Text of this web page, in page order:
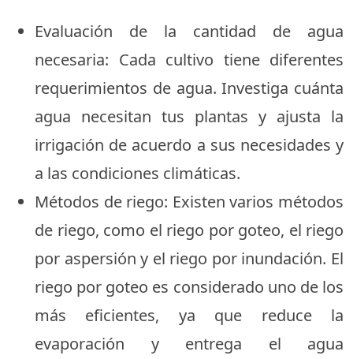
Evaluación de la cantidad de agua
necesaria: Cada cultivo tiene diferentes
requerimientos de agua. Investiga cuánta
agua necesitan tus plantas y ajusta la
irrigación de acuerdo a sus necesidades y
a las condiciones climáticas.
Métodos de riego: Existen varios métodos
de riego, como el riego por goteo, el riego
por aspersión y el riego por inundación. El
riego por goteo es considerado uno de los
más eficientes, ya que reduce la
evaporación y entrega el agua